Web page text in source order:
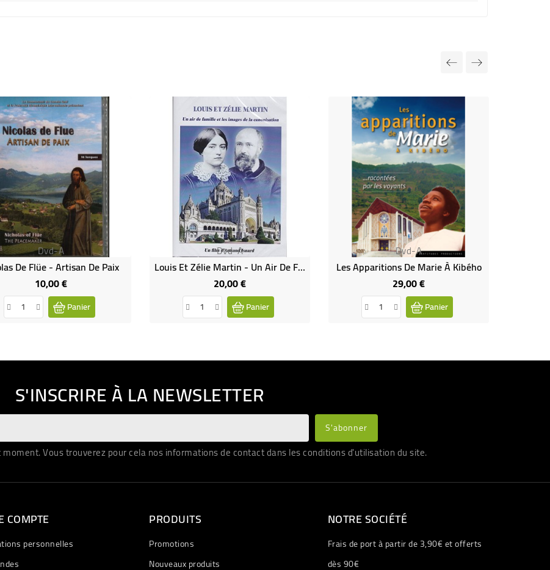
Dvd-A
De Flüe - Artisan De Paix
10,00 €Prix
Panier
Dvd-A
Louis Et Zélie Martin - Un Air De Famille Et Les Images De La Canonisation
20,00 €Prix
Panier
Dvd-A
Les Apparitions De Marie À Kibého
29,00 €Prix
Panier
S'INSCRIRE À LA NEWSLETTER
Vous trouverez pour cela nos informations de contact dans les conditions d'utilisation du site.
COMPTE
personnelles
PRODUITS
Promotions
Nouveaux produits
NOTRE SOCIÉTÉ
Frais de port à partir de 3,90€ et offerts
dès 90€